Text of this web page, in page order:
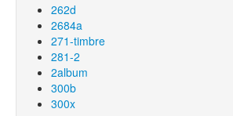
262d
2684a
271-timbre
281-2
2album
300b
300x